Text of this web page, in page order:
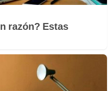
razón? Estas